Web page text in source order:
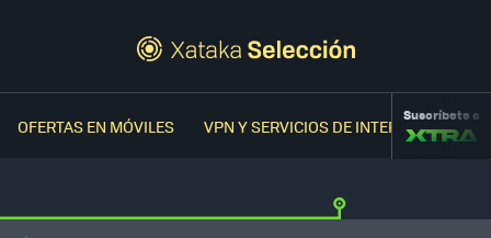
OFERTAS EN MÓVILES VPN Y SERVICIOS DE INTERNETSuscríbete a